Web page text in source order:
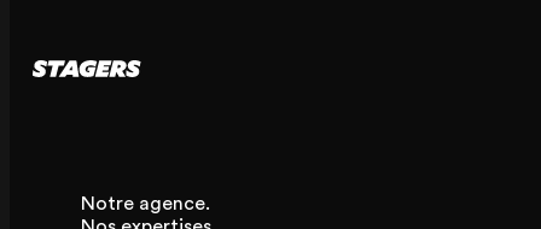
Notre agence.